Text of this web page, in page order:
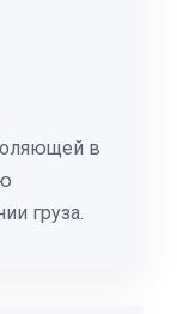
в
груза.